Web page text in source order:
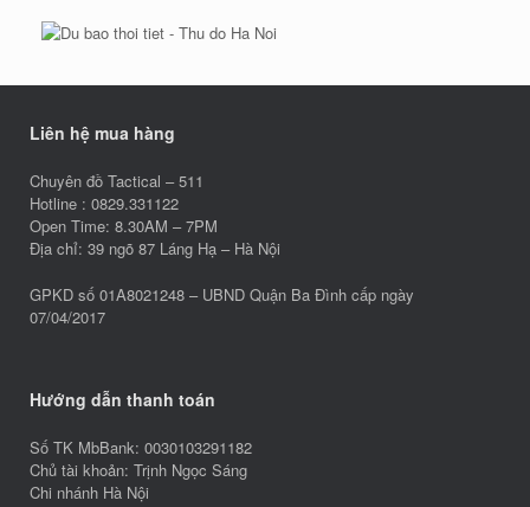
Liên hệ mua hàng
Chuyên đồ Tactical – 511
Hotline : 0829.331122
Open Time: 8.30AM – 7PM
Địa chỉ: 39 ngõ 87 Láng Hạ – Hà Nội
GPKD số 01A8021248 – UBND Quận Ba Đình cấp ngày
07/04/2017
Hướng dẫn thanh toán
Số TK MbBank: 0030103291182
Chủ tài khoản: Trịnh Ngọc Sáng
Chi nhánh Hà Nội